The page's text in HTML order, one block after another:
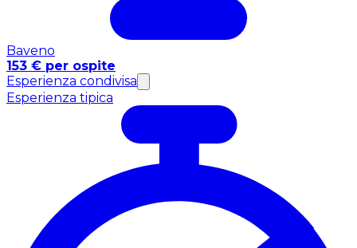
Baveno
153 € per ospite
Esperienza condivisa
Esperienza tipica